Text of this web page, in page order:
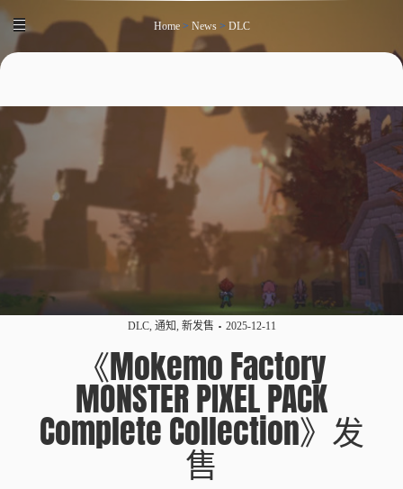
Home> News> DLC
DLC, 通知, 新发售 2025-12-11
《Mokemo Factory
MONSTER PIXEL PACK
Complete Collection》发
售